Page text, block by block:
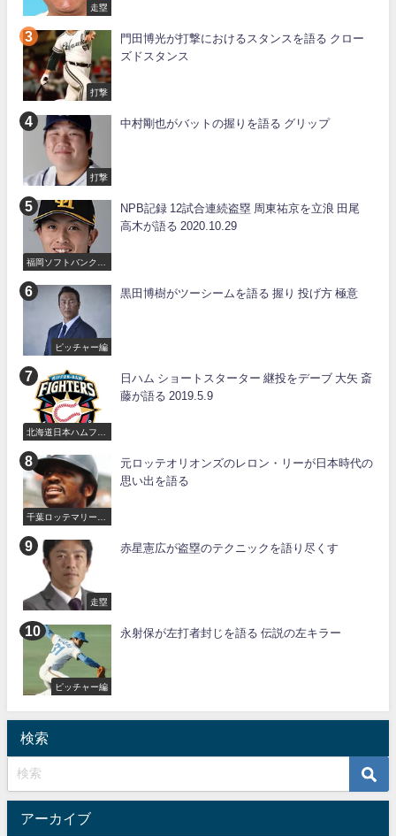
走塁
打撃
門田博光が打撃におけるスタンスを語る クロー
ズドスタンス
打撃
中村剛也がバットの握りを語る グリップ
福岡ソフトバンクホ
NPB記録 12試合連続盗塁 周東祐京を立浪 田尾
高木が語る 2020.10.29
ピッチャー編
黒田博樹がツーシームを語る 握り 投げ方 極意
北海道日本ハムファ
日ハム ショートスターター 継投をデーブ 大矢 斎
藤が語る 2019.5.9
千葉ロッテマリーン
元ロッテオリオンズのレロン・リーが日本時代の
思い出を語る
走塁
赤星憲広が盗塁のテクニックを語り尽くす
ピッチャー編
永射保が左打者封じを語る 伝説の左キラー
検索
アーカイブ